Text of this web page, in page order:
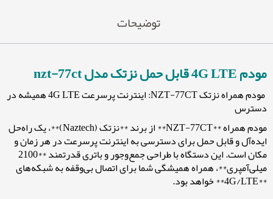
توضیحات
مودم 4G LTE قابل حمل نزتک مدل nzt-77ct
مودم همراه نزتک NZT-77CT: اینترنت پرسرعت 4G LTE همیشه در
دسترس
مودم همراه **NZT-77CT** از برند **نزتک (Naztech)**، یک راه‌حل
ایده‌آل و قابل حمل برای دسترسی به اینترنت پرسرعت در هر زمان و
مکان است. این دستگاه با طراحی جمع‌وجور و باتری قدرتمند **2100
میلی‌آمپری**، همراه همیشگی شما برای اتصال بی‌وقفه به شبکه‌های
**4G/LTE** خواهد بود.